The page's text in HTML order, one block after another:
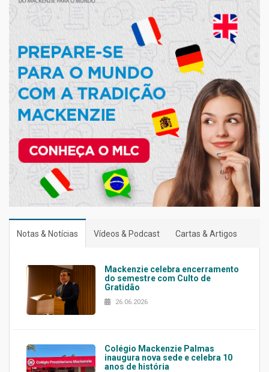
Notas & Notícias Vídeos & Podcast Cartas & Artigos
Mackenzie celebra encerramento
do semestre com Culto de
Gratidão
26.06.2026
Colégio Mackenzie Palmas
inaugura nova sede e celebra 10
anos de história